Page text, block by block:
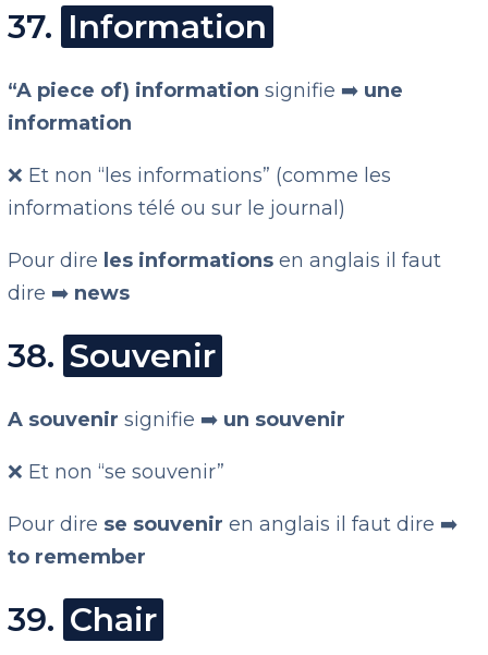
37. Information
“A piece of) informationsignifie ➡️ une
information
❌ Et non “les informations” (comme les
informations télé ou sur le journal)
Pour dire les informationsen anglais il faut
dire ➡️ news
38. Souvenir
A souvenirsignifie ➡️ un souvenir
❌ Et non “se souvenir”
Pour dire se souveniren anglais il faut dire ➡️
to remember
39. Chair